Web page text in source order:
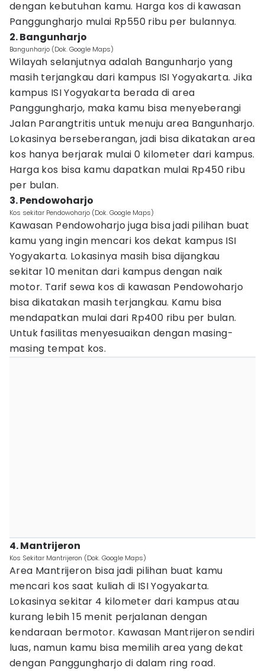
dengan kebutuhan kamu. Harga kos di kawasan
Panggungharjo mulai Rp550 ribu per bulannya.
2. Bangunharjo
Bangunharjo (Dok. Google Maps)
Wilayah selanjutnya adalah Bangunharjo yang
masih terjangkau dari kampus ISI Yogyakarta. Jika
kampus ISI Yogyakarta berada di area
Panggungharjo, maka kamu bisa menyeberangi
Jalan Parangtritis untuk menuju area Bangunharjo.
Lokasinya berseberangan, jadi bisa dikatakan area
kos hanya berjarak mulai 0 kilometer dari kampus.
Harga kos bisa kamu dapatkan mulai Rp450 ribu
per bulan.
3. Pendowoharjo
Kos sekitar Pendowoharjo (Dok. Google Maps)
Kawasan Pendowoharjo juga bisa jadi pilihan buat
kamu yang ingin mencari kos dekat kampus ISI
Yogyakarta. Lokasinya masih bisa dijangkau
sekitar 10 menitan dari kampus dengan naik
motor. Tarif sewa kos di kawasan Pendowoharjo
bisa dikatakan masih terjangkau. Kamu bisa
mendapatkan mulai dari Rp400 ribu per bulan.
Untuk fasilitas menyesuaikan dengan masing-
masing tempat kos.
4. Mantrijeron
Kos Sekitar Mantrijeron (Dok. Google Maps)
Area Mantrijeron bisa jadi pilihan buat kamu
mencari kos saat kuliah di ISI Yogyakarta.
Lokasinya sekitar 4 kilometer dari kampus atau
kurang lebih 15 menit perjalanan dengan
kendaraan bermotor. Kawasan Mantrijeron sendiri
luas, namun kamu bisa memilih area yang dekat
dengan Panggungharjo di dalam ring road.